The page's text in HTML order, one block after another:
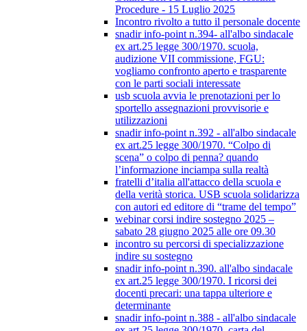
Procedure - 15 Luglio 2025
Incontro rivolto a tutto il personale docente
snadir info-point n.394- all'albo sindacale
ex art.25 legge 300/1970. scuola,
audizione VII commissione, FGU:
vogliamo confronto aperto e trasparente
con le parti sociali interessate
usb scuola avvia le prenotazioni per lo
sportello assegnazioni provvisorie e
utilizzazioni
snadir info-point n.392 - all'albo sindacale
ex art.25 legge 300/1970. “Colpo di
scena” o colpo di penna? quando
l’informazione inciampa sulla realtà
fratelli d’italia all'attacco della scuola e
della verità storica. USB scuola solidarizza
con autori ed editore di “trame del tempo”
webinar corsi indire sostegno 2025 –
sabato 28 giugno 2025 alle ore 09.30
incontro su percorsi di specializzazione
indire su sostegno
snadir info-point n.390. all'albo sindacale
ex art.25 legge 300/1970. I ricorsi dei
docenti precari: una tappa ulteriore e
determinante
snadir info-point n.388 - all'albo sindacale